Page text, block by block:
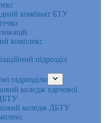
комбінат БТУ
комплекс
підрозділ
підрозділи
коледж харчової
коледж ДБТУ